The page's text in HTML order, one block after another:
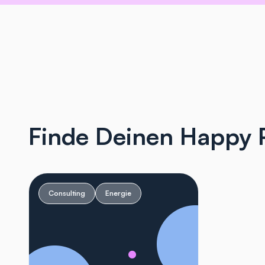
Finde Deinen Happy
Consulting Energie